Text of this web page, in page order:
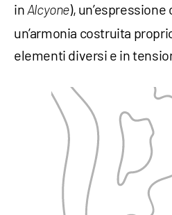
in Alcyone),
un’armonia costruita
elementi diversi e in